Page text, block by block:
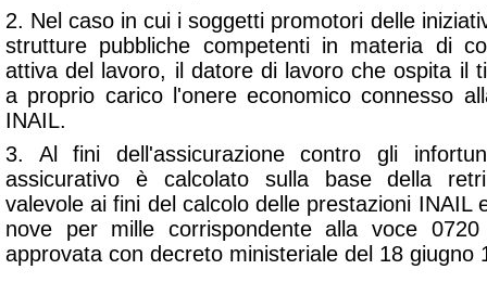
2. Nel caso in cui i soggetti promotori delle
strutture pubbliche competenti in materia di
attiva del lavoro, il datore di lavoro che ospita il
a proprio carico l'onere economico connesso
INAIL.
3. Al fini dell'assicurazione contro gli
assicurativo è calcolato sulla base della
valevole ai fini del calcolo delle prestazioni INAIL
nove per mille corrispondente alla voce
approvata con decreto ministeriale del 18 giugno